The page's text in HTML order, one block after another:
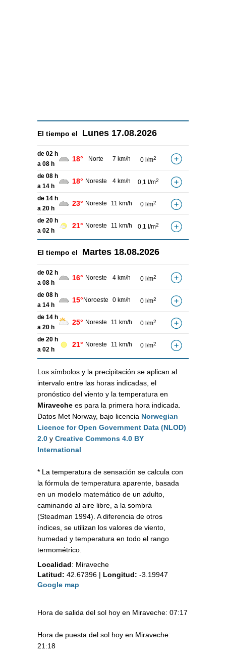
El tiempo el Lunes 17.08.2026
de 02 h
a 08 h
18° Norte 7 km/h 0 l/m2
de 08 h
a 14 h
18° Noreste 4 km/h 0,1 l/m2
de 14 h
a 20 h
23° Noreste 11 km/h 0 l/m2
de 20 h
a 02 h
21° Noreste 11 km/h 0,1 l/m2
El tiempo el Martes 18.08.2026
de 02 h
a 08 h
16° Noreste 4 km/h 0 l/m2
de 08 h
a 14 h
15° Noroeste 0 km/h 0 l/m2
de 14 h
a 20 h
25° Noreste 11 km/h 0 l/m2
de 20 h
a 02 h
21° Noreste 11 km/h 0 l/m2
Los símbolos y la precipitación se aplican al
intervalo entre las horas indicadas, el
pronóstico del viento y la temperatura en
Miraveche es para la primera hora indicada.
Datos Met Norway, bajo licencia Norwegian
Licence for Open Government Data (NLOD)
2.0 y Creative Commons 4.0 BY
International
* La temperatura de sensación se calcula con
la fórmula de temperatura aparente, basada
en un modelo matemático de un adulto,
caminando al aire libre, a la sombra
(Steadman 1994). A diferencia de otros
índices, se utilizan los valores de viento,
humedad y temperatura en todo el rango
termométrico.
Localidad: Miraveche
Latitud: 42.67396 | Longitud: -3.19947
Google map
Hora de salida del sol hoy en Miraveche: 07:17
Hora de puesta del sol hoy en Miraveche:
21:18